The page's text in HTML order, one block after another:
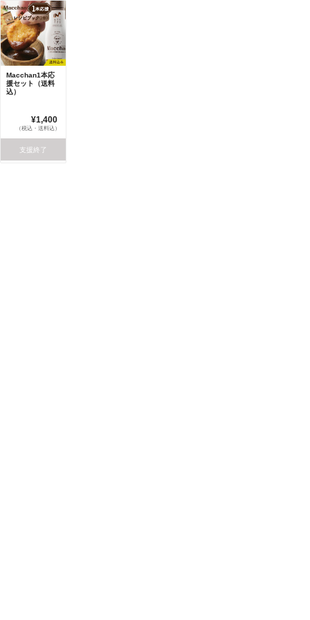
Macchan1本応
援セット（送料
込）
¥1,400
（税込・送料込）
支援終了